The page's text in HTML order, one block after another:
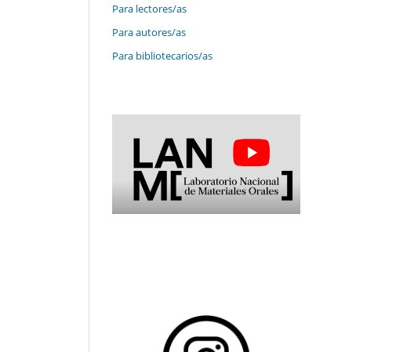
Para lectores/as
Para autores/as
Para bibliotecarios/as